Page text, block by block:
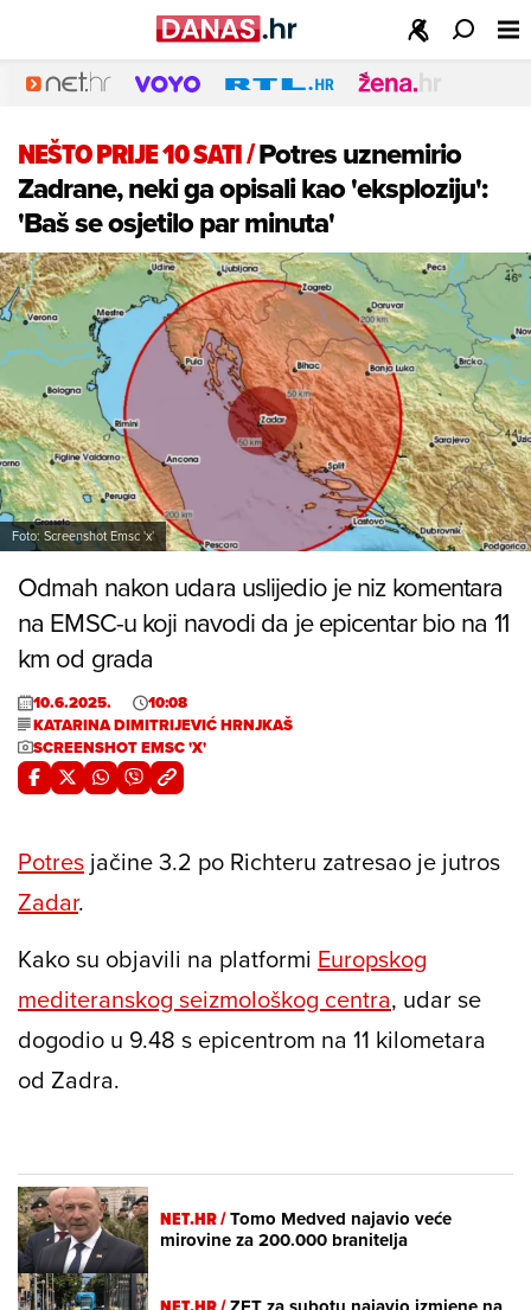
NEŠTO PRIJE 10 SATI/Potres uznemirio
Zadrane, neki ga opisali kao 'eksploziju':
'Baš se osjetilo par minuta'
Foto: Screenshot Emsc 'x'
Odmah nakon udara uslijedio je niz komentara
na EMSC-u koji navodi da je epicentar bio na 11
km od grada
10.6.2025.
10:08
KATARINA DIMITRIJEVIĆ HRNJKAŠ
SCREENSHOT EMSC 'X'
Potres jačine 3.2 po Richteru zatresao je jutros
Zadar.
Kako su objavili na platformi Europskog
mediteranskog seizmološkog centra, udar se
dogodio u 9.48 s epicentrom na 11 kilometara
od Zadra.
NET.HR /Tomo Medved najavio veće
mirovine za 200.000 branitelja